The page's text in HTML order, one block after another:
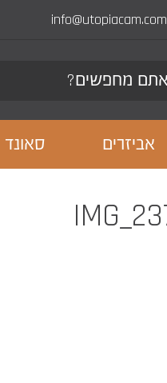
info@utopiacam.com
אביזרים סאונד